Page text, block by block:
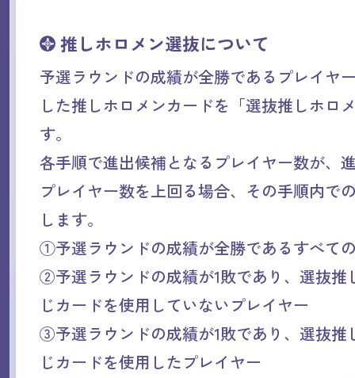
推しホロメン選抜について
予選ラウンドの成績が全勝であるプレイヤ
した推しホロメンカードを「選抜推しホロ
す。
各手順で進出候補となるプレイヤー数が、
プレイヤー数を上回る場合、その手順内で
します。
①予選ラウンドの成績が全勝であるすべて
②予選ラウンドの成績が1敗であり、選抜推
じカードを使用していないプレイヤー
③予選ラウンドの成績が1敗であり、選抜推
じカードを使用したプレイヤー